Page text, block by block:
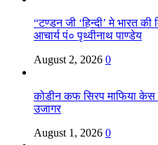
“टण्डन जी ‘हिन्दी’ मे भारत
आचार्य पं० पृथ्वीनाथ पाण्डेय
August 2, 2026 0
कोडीन कफ सिरप माफिया
उजागर
August 1, 2026 0